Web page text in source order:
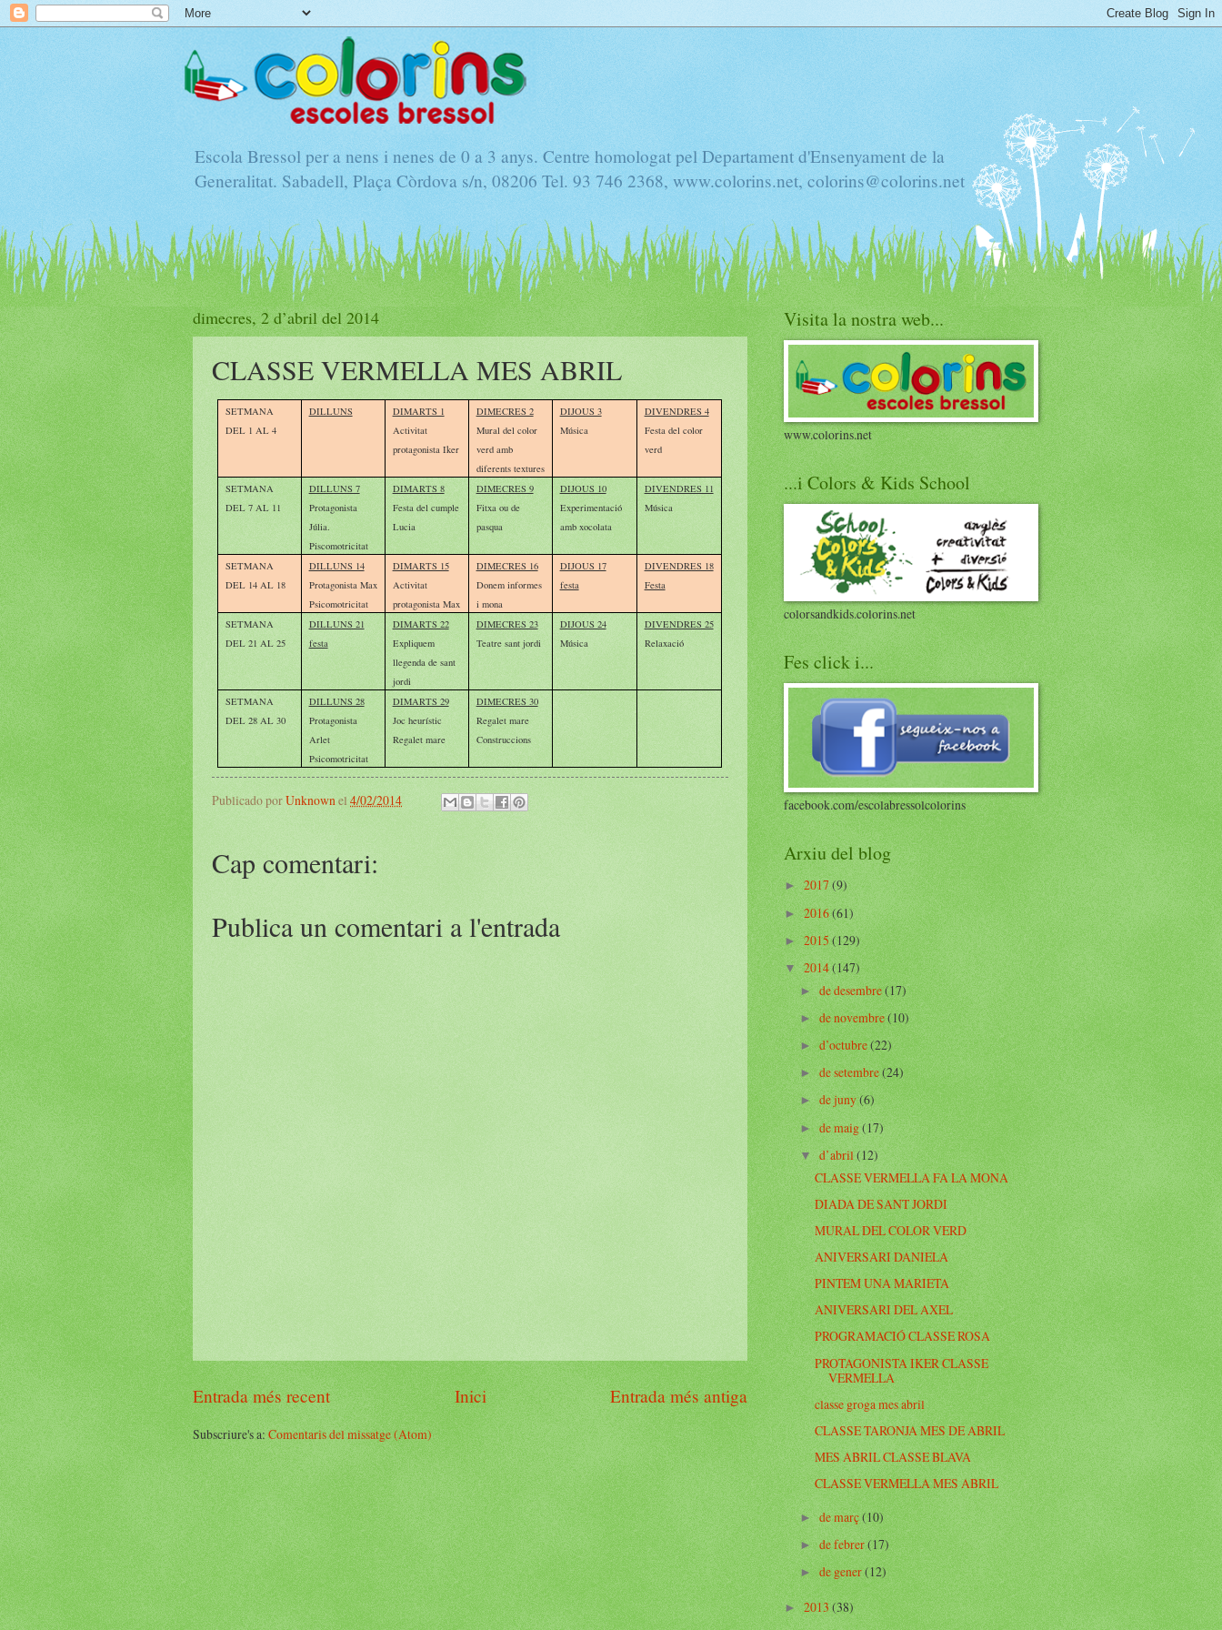
Escola Bressol per a nens i nenes de 0 a 3 anys. Centre homologat pel Departament d'Ensenyament de la
Generalitat. Sabadell, Plaça Còrdova s/n, 08206 Tel. 93 746 2368, www.colorins.net, colorins@colorins.net
dimecres, 2 d’abril del 2014
CLASSE VERMELLA MES ABRIL
SETMANA
DEL 1 AL 4
DILLUNS
DIMARTS 1
Activitat
protagonista Iker
DIMECRES 2
Mural del color
verd amb
diferents textures
DIJOUS 3
Música
DIVENDRES 4
Festa del color
verd
SETMANA
DEL 7 AL 11
DILLUNS 7
Protagonista
Júlia.
Piscomotricitat
DIMARTS 8
Festa del cumple
Lucia
DIMECRES 9
Fitxa ou de
pasqua
DIJOUS 10
Experimentació
amb xocolata
DIVENDRES 11
Música
SETMANA
DEL 14 AL 18
DILLUNS 14
Protagonista Max
Psicomotricitat
DIMARTS 15
Activitat
protagonista Max
DIMECRES 16
Donem informes
i mona
DIJOUS 17
festa
DIVENDRES 18
Festa
SETMANA
DEL 21 AL 25
DILLUNS 21
festa
DIMARTS 22
Expliquem
llegenda de sant
jordi
DIMECRES 23
Teatre sant jordi
DIJOUS 24
Música
DIVENDRES 25
Relaxació
SETMANA
DEL 28 AL 30
DILLUNS 28
Protagonista
Arlet
Psicomotricitat
DIMARTS 29
Joc heurístic
Regalet mare
DIMECRES 30
Regalet mare
Construccions
Publicado porUnknownel 4/02/2014
Cap comentari:
Publica un comentari a l'entrada
Entrada més recent Entrada més antiga
Inici
Subscriure's a:Comentaris del missatge (Atom)
Visita la nostra web...
www.colorins.net
...i Colors & Kids School
colorsandkids.colorins.net
Fes click i...
facebook.com/escolabressolcolorins
Arxiu del blog
►2017(9)
►2016(61)
►2015(129)
▼2014(147)
►de desembre(17)
►de novembre(10)
►d’octubre(22)
►de setembre(24)
► de juny(6)
►de maig(17)
▼ d’abril(12)
CLASSE VERMELLA FA LA MONA
DIADA DE SANT JORDI
MURAL DEL COLOR VERD
ANIVERSARI DANIELA
PINTEM UNA MARIETA
ANIVERSARI DEL AXEL
PROGRAMACIÓ CLASSE ROSA
PROTAGONISTA IKER CLASSE
VERMELLA
classe groga mes abril
CLASSE TARONJA MES DE ABRIL
MES ABRIL CLASSE BLAVA
CLASSE VERMELLA MES ABRIL
►de març(10)
►de febrer(17)
►de gener(12)
►2013(38)